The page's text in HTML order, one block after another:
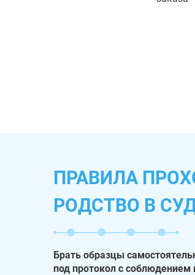
ПРАВИЛА
РОДСТВО В
Брать образцы
под протокол с соблюдением